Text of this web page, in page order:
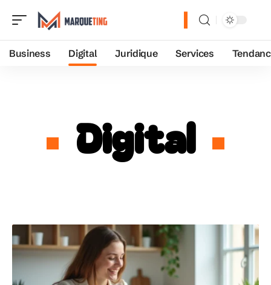
Business Digital Juridique Services
Digital